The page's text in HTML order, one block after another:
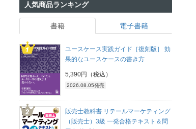
人気商品ランキング
書籍 電子書籍
ユースケース実践ガイド［復刻版］ 効
果的なユースケースの書き方
5,390円（税込）
2026.08.05発売
販売士教科書 リテールマーケティング
（販売士）3級 一発合格テキスト＆問